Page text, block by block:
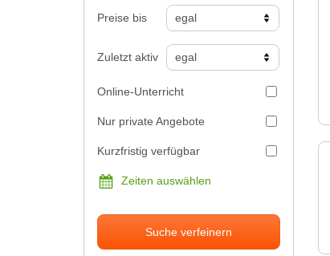
Preise bis
Zuletzt aktiv
Online-Unterricht
Nur private Angebote
Kurzfristig verfügbar
Zeiten auswählen
Suche verfeinern